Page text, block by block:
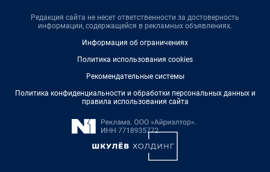
Редакция сайта не несет ответственности за достоверность
информации, содержащейся в рекламных объявлениях.
Информация об ограничениях
Политика использования cookies
Рекомендательные системы
Политика конфиденциальности и обработки персональных данных и
правила использования сайта